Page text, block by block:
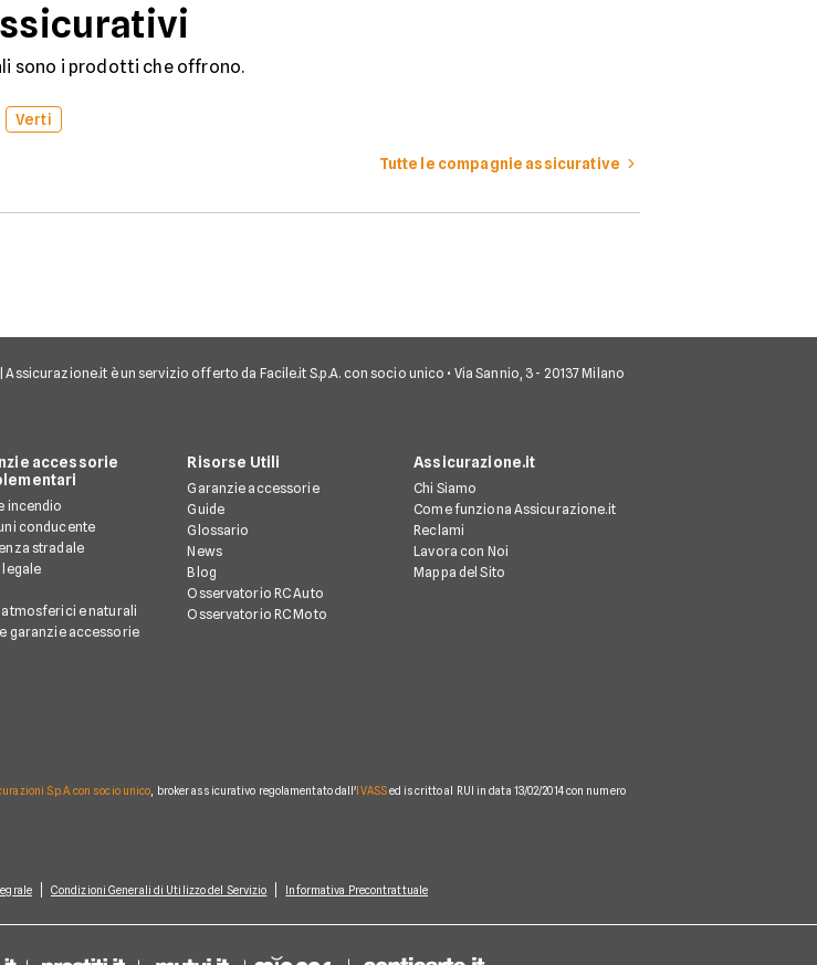
sono i prodotti che offrono.
Verti
Tutte le compagnie assicurative
è un servizio offerto da Facile.it S.p.A. con socio unico • Via Sannio, 3 - 20137 Milano
accessorie
incendio
conducente
stradale
legale
atmosferici e naturali
garanzie accessorie
Risorse Utili
Garanzie accessorie
Guide
Glossario
News
Blog
Osservatorio RC Auto
Osservatorio RC Moto
Assicurazione.it
Chi Siamo
Come funziona Assicurazione.it
Reclami
Lavora con Noi
Mappa del Sito
S.p.A. con socio unico , broker assicurativo regolamentato dall' IVASSed iscritto al RUI in data 13/02/2014 con numero
Condizioni Generali di Utilizzo del Servizio Informativa Precontrattuale